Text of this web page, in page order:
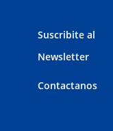
Suscribite al
Newsletter
Contactanos